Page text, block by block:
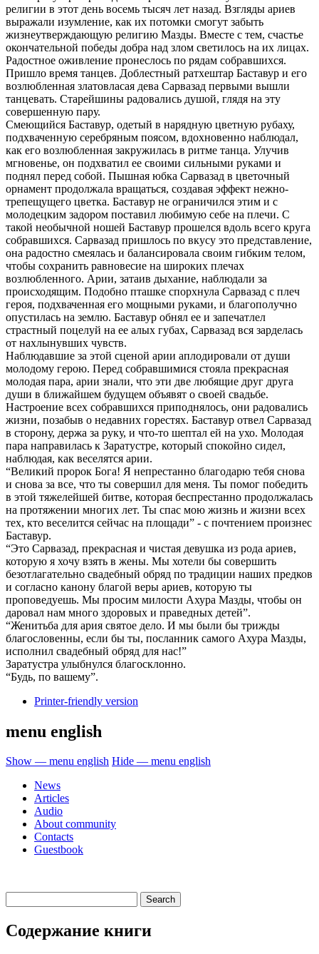
религии в этот день восемь тысяч лет назад. Взгляды ариев
выражали изумление, как их потомки смогут забыть
жизнеутверждающую религию Мазды. Вместе с тем, счастье
окончательной победы добра над злом светилось на их лицах.
Радостное оживление пронеслось по рядам собравшихся.
Пришло время танцев. Доблестный ратхештар Баставур и его
возлюбленная златовласая дева Сарвазад первыми вышли
танцевать. Старейшины радовались душой, глядя на эту
совершенную пару.
Смеющийся Баставур, одетый в нарядную цветную рубаху,
подхваченную серебряным поясом, вдохновенно наблюдал,
как его возлюбленная закружилась в ритме танца. Улучив
мгновенье, он подхватил ее своими сильными руками и
поднял перед собой. Пышная юбка Сарвазад в цветочный
орнамент продолжала вращаться, создавая эффект нежно-
трепещущего цветка. Баставур не ограничился этим и с
молодецким задором поставил любимую себе на плечи. С
такой необычной ношей Баставур прошелся вдоль всего круга
собравшихся. Сарвазад пришлось по вкусу это представление,
она радостно смеялась и балансировала своим гибким телом,
чтобы сохранить равновесие на широких плечах
возлюбленного. Арии, затаив дыхание, наблюдали за
происходящим. Подобно пташке спорхнула Сарвазад с плеч
героя, подхваченная его мощными руками, и благополучно
опустилась на землю. Баставур обнял ее и запечатлел
страстный поцелуй на ее алых губах, Сарвазад вся зарделась
от нахлынувших чувств.
Наблюдавшие за этой сценой арии аплодировали от души
молодому герою. Перед собравшимися стояла прекрасная
молодая пара, арии знали, что эти две любящие друг друга
души в ближайшем будущем объявят о своей свадьбе.
Настроение всех собравшихся приподнялось, они радовались
жизни, позабыв о недавних горестях. Баставур отвел Сарвазад
в сторону, держа за руку, и что-то шептал ей на ухо. Молодая
пара направилась к Заратустре, который спокойно сидел,
наблюдая, как веселятся арии.
“Великий пророк Бога! Я непрестанно благодарю тебя снова
и снова за все, что ты совершил для меня. Ты помог победить
в этой тяжелейшей битве, которая беспрестанно продолжалась
на протяжении многих лет. Ты спас мою жизнь и жизни всех
тех, кто веселится сейчас на площади” - с почтением произнес
Баставур.
“Это Сарвазад, прекрасная и чистая девушка из рода ариев,
которую я хочу взять в жены. Мы хотели бы совершить
безотлагательно свадебный обряд по традиции наших предков
и согласно канону благой веры ариев, которую ты
проповедуешь. Мы просим милости Ахура Мазды, чтобы он
даровал нам много здоровых и праведных детей”.
“Женитьба для ария святое дело. И мы были бы трижды
благословенны, если бы ты, посланник самого Ахура Мазды,
исполнил свадебный обряд для нас!”
Заратустра улыбнулся благосклонно.
“Будь, по вашему”.
Printer-friendly version
menu english
Show — menu english Hide — menu english
News
Articles
Audio
About community
Contacts
Guestbook
Содержание книги